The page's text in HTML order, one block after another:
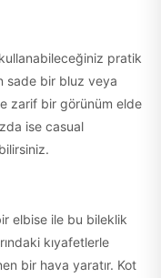
pratik
sade bir bluz veya
zarif bir görünüm elde
ise casual
elbise ile bu bileklik
kıyafetlerle
bir hava yaratır. Kot